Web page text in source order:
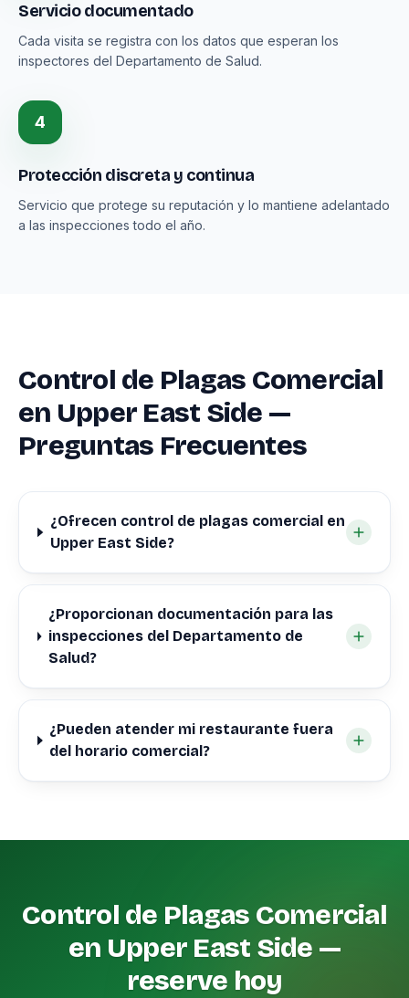
Servicio documentado
Cada visita se registra con los datos que esperan los
inspectores del Departamento de Salud.
4
Protección discreta y continua
Servicio que protege su reputación y lo mantiene adelantado
a las inspecciones todo el año.
Control de Plagas Comercial
en Upper East Side —
Preguntas Frecuentes
¿Ofrecen control de plagas comercial en
Upper East Side?
¿Proporcionan documentación para las
inspecciones del Departamento de
Salud?
¿Pueden atender mi restaurante fuera
del horario comercial?
Control de Plagas Comercial
en Upper East Side —
reserve hoy